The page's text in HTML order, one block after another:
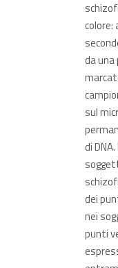
colore:
da una
sul
di
dei
nei
punti